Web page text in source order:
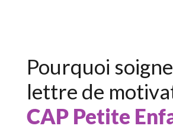
Pourquoi
lettre de
CAP Petite